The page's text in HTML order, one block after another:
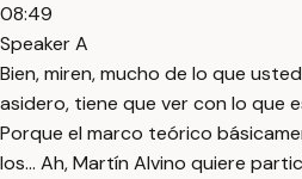
08:49
Speaker A
Bien, miren, mucho de lo que
asidero, tiene que ver con lo que
Porque el marco teórico
los... Ah, Martín Alvino quiere